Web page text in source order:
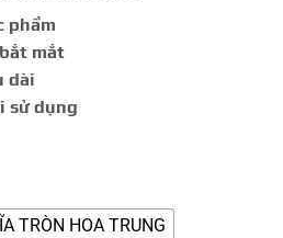
phẩm
mắt
dài
sử dụng
TRÒN HOA TRUNG